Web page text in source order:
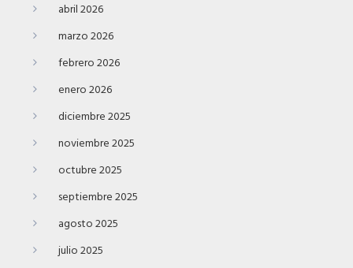
abril 2026
marzo 2026
febrero 2026
enero 2026
diciembre 2025
noviembre 2025
octubre 2025
septiembre 2025
agosto 2025
julio 2025